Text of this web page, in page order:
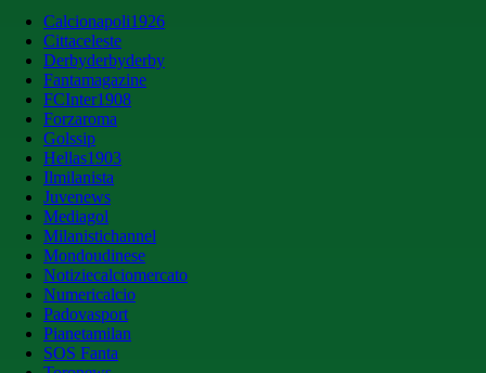
Calcionapoli1926
Cittaceleste
Derbyderbyderby
Fantamagazine
FCInter1908
Forzaroma
Golssip
Hellas1903
Ilmilanista
Juvenews
Mediagol
Milanistichannel
Mondoudinese
Notiziecalciomercato
Numericalcio
Padovasport
Pianetamilan
SOS Fanta